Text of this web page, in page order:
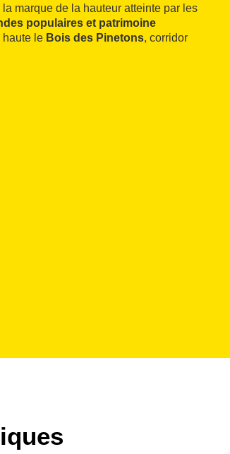
marque de la hauteur atteinte par les
populaires et patrimoine
haute le Bois des Pinetons, corridor